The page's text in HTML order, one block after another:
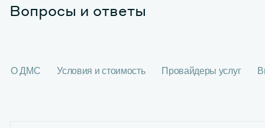
Вопросы и ответы
О ДМС Условия и стоимость Провайдеры услуг